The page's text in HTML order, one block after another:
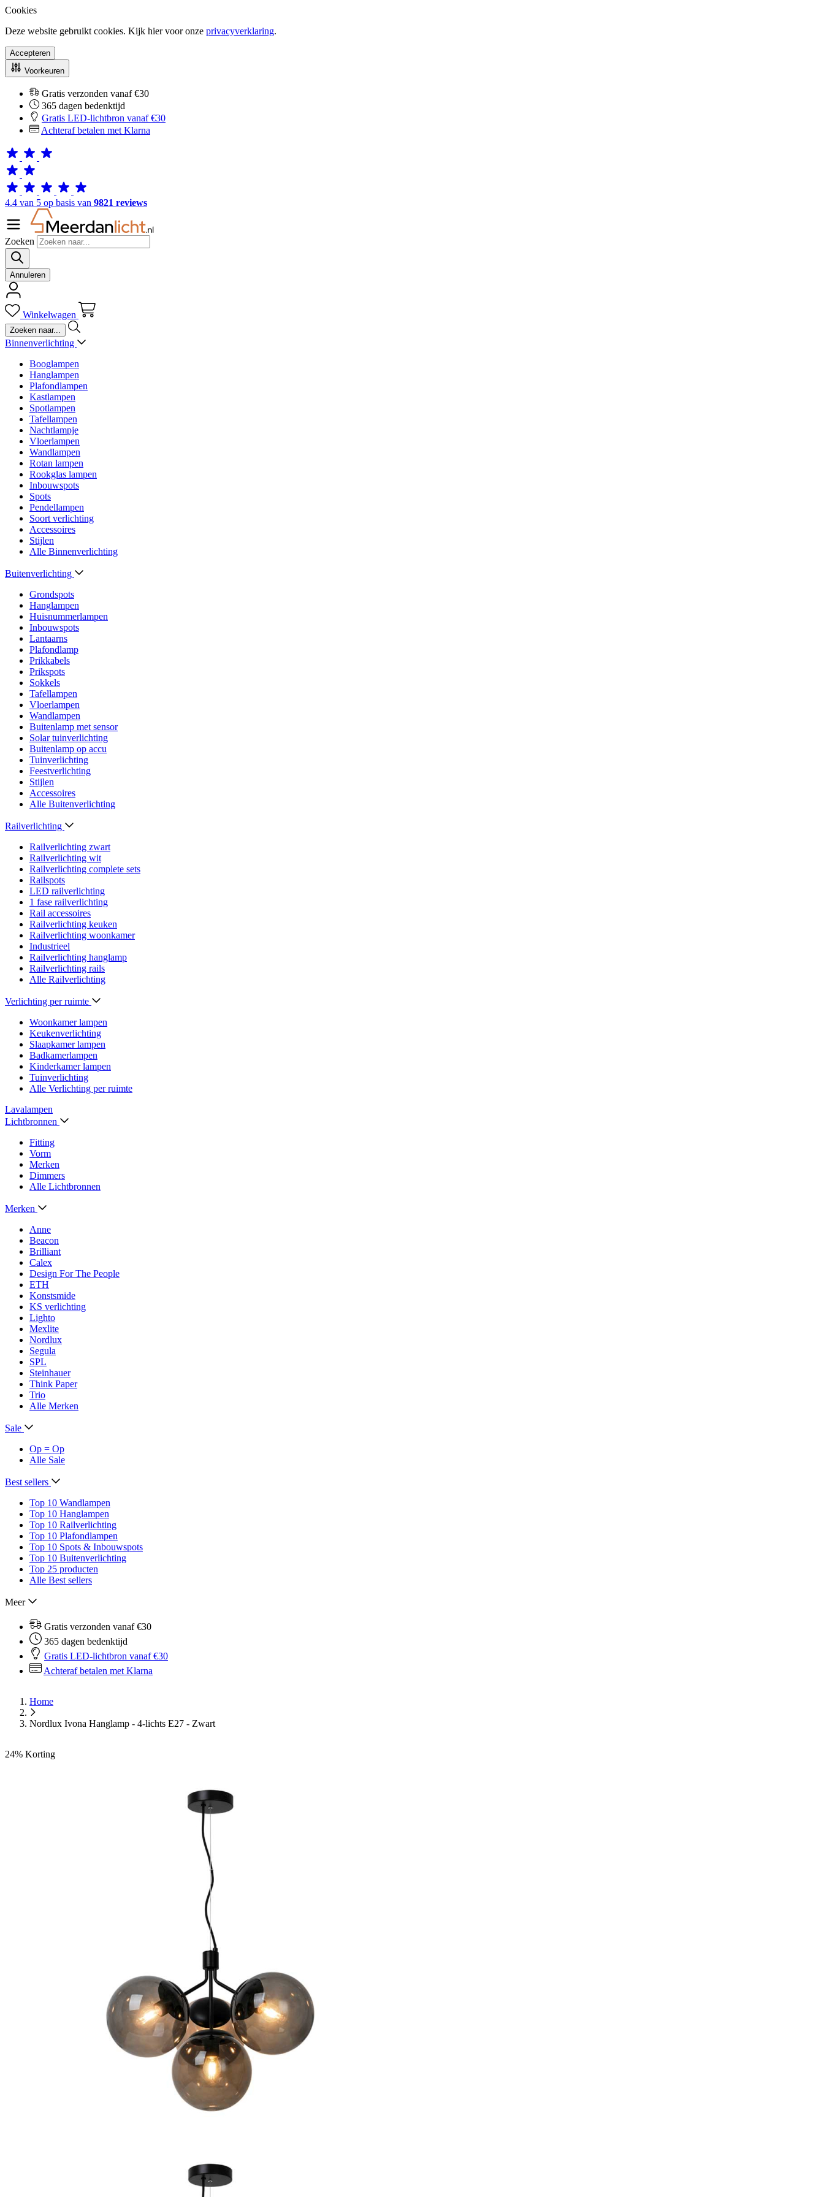
Cookies
Deze website gebruikt cookies. Kijk hier voor onze privacyverklaring.
Accepteren
Voorkeuren
Gratis verzonden vanaf €30
365 dagen bedenktijd
Gratis LED-lichtbron vanaf €30
Achteraf betalen met Klarna
4.4 van 5 op basis van 9821 reviews
Zoeken
Annuleren
Winkelwagen
Binnenverlichting
Booglampen
Hanglampen
Plafondlampen
Kastlampen
Spotlampen
Tafellampen
Nachtlampje
Vloerlampen
Wandlampen
Rotan lampen
Rookglas lampen
Inbouwspots
Spots
Pendellampen
Soort verlichting
Accessoires
Stijlen
Alle Binnenverlichting
Buitenverlichting
Grondspots
Hanglampen
Huisnummerlampen
Inbouwspots
Lantaarns
Plafondlamp
Prikkabels
Prikspots
Sokkels
Tafellampen
Vloerlampen
Wandlampen
Buitenlamp met sensor
Solar tuinverlichting
Buitenlamp op accu
Tuinverlichting
Feestverlichting
Stijlen
Accessoires
Alle Buitenverlichting
Railverlichting
Railverlichting zwart
Railverlichting wit
Railverlichting complete sets
Railspots
LED railverlichting
1 fase railverlichting
Rail accessoires
Railverlichting keuken
Railverlichting woonkamer
Industrieel
Railverlichting hanglamp
Railverlichting rails
Alle Railverlichting
Verlichting per ruimte
Woonkamer lampen
Keukenverlichting
Slaapkamer lampen
Badkamerlampen
Kinderkamer lampen
Tuinverlichting
Alle Verlichting per ruimte
Lavalampen
Lichtbronnen
Fitting
Vorm
Merken
Dimmers
Alle Lichtbronnen
Merken
Anne
Beacon
Brilliant
Calex
Design For The People
ETH
Konstsmide
KS verlichting
Lighto
Mexlite
Nordlux
Segula
SPL
Steinhauer
Think Paper
Trio
Alle Merken
Sale
Op = Op
Alle Sale
Best sellers
Top 10 Wandlampen
Top 10 Hanglampen
Top 10 Railverlichting
Top 10 Plafondlampen
Top 10 Spots & Inbouwspots
Top 10 Buitenverlichting
Top 25 producten
Alle Best sellers
Meer
Gratis verzonden vanaf €30
365 dagen bedenktijd
Gratis LED-lichtbron vanaf €30
Achteraf betalen met Klarna
Home
Nordlux Ivona Hanglamp - 4-lichts E27 - Zwart
24% Korting